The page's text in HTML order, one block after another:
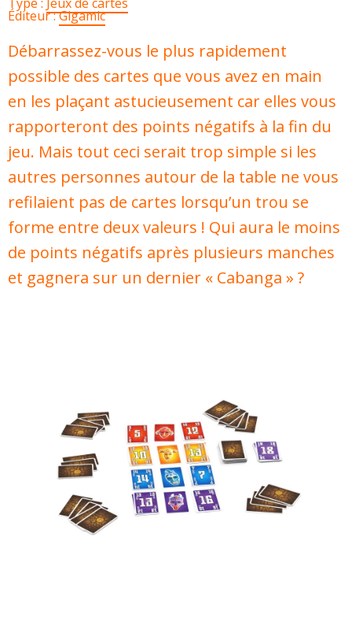
Éditeur :Gigamic
Débarrassez-vous le plus rapidement
possible des cartes que vous avez en main
en les plaçant astucieusement car elles vous
rapporteront des points négatifs à la fin du
jeu. Mais tout ceci serait trop simple si les
autres personnes autour de la table ne vous
refilaient pas de cartes lorsqu’un trou se
forme entre deux valeurs ! Qui aura le moins
de points négatifs après plusieurs manches
et gagnera sur un dernier « Cabanga » ?